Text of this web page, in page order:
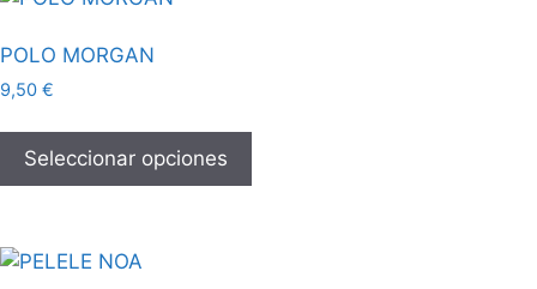
POLO MORGAN
9,50 €
Seleccionar opciones